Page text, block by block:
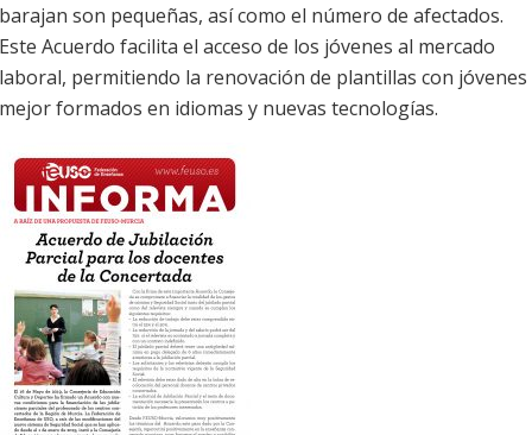
barajan son pequeñas, así como el número de afectados.
Este Acuerdo facilita el acceso de los jóvenes al mercado
laboral, permitiendo la renovación de plantillas con jóvenes
mejor formados en idiomas y nuevas tecnologías.